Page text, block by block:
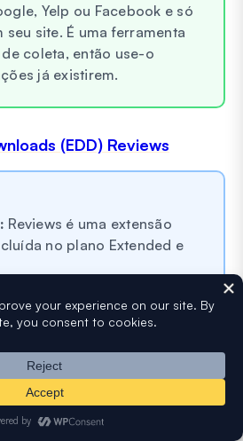
Yelp ou Facebook e só
site. É uma ferramenta
coleta, então use-o
já existirem.
(EDD) Reviews
Reviews é uma extensão
no plano Extended e